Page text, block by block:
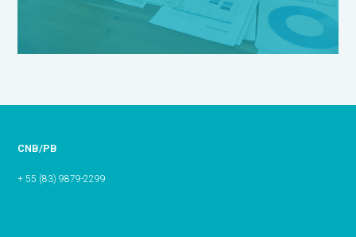
CNB/PB
+ 55 (83) 9879-2299